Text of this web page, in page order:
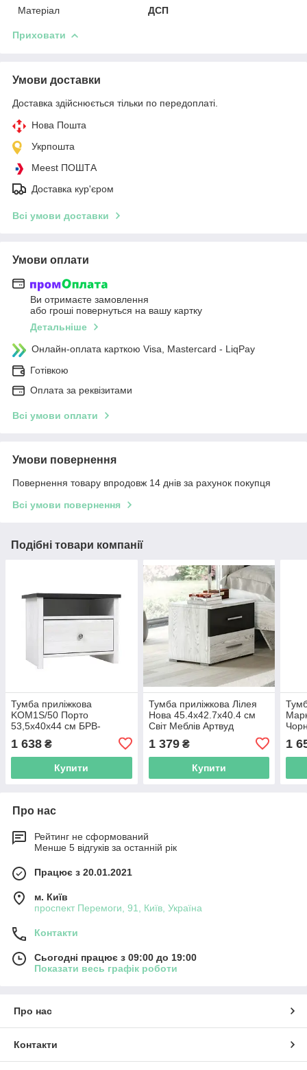
Матеріал
ДСП
Приховати
Умови доставки
Доставка здійснюється тільки по передоплаті.
Нова Пошта
Укрпошта
Meest ПОШТА
Доставка кур'єром
Всі умови доставки
Умови оплати
Ви отримаєте замовлення
або гроші повернуться на вашу картку
Детальніше
Онлайн-оплата карткою Visa, Mastercard - LiqPay
Готівкою
Оплата за реквізитами
Всі умови оплати
Умови повернення
Повернення товару впродовж 14 днів за рахунок покупця
Всі умови повернення
Подібні товари компанії
Тумба приліжкова
KOM1S/50 Порто
53,5х40х44 см БРВ-
Ларіко
1 638 ₴
Купити
Тумба приліжкова Лілея
Нова 45.4х42.7х40.4 см
Світ Меблів Артвуд
1 379₴
Купити
1
Про нас
Рейтинг не сформований
Менше 5 відгуків за останній рік
Працює з 20.01.2021
м. Київ
проспект Перемоги, 91, Київ, Україна
Контакти
Сьогодні працює з 09:00 до 19:00
Показати весь графік роботи
Про нас
Контакти